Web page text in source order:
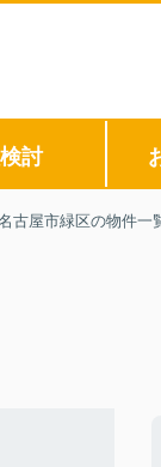
討
古屋市緑区の物件一